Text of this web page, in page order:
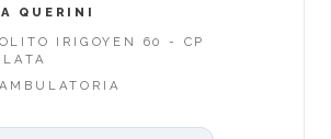
QUERINI
IRIGOYEN 60 - CP